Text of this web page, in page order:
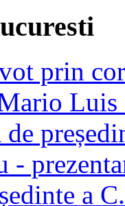
prin
Luis
-
a